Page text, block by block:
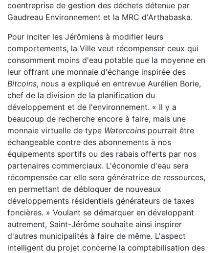
coentreprise de gestion des déchets détenue par
Gaudreau Environnement et la MRC d'Arthabaska.
Pour inciter les Jérômiens à modifier leurs
comportements, la Ville veut récompenser ceux qui
consomment moins d'eau potable que la moyenne en
leur offrant une monnaie d'échange inspirée des
Bitcoins, nous a expliqué en entrevue Aurélien Borie,
chef de la division de la planification du
développement et de l'environnement. « Il y a
beaucoup de recherche encore à faire, mais une
monnaie virtuelle de type Watercoins pourrait être
échangeable contre des abonnements à nos
équipements sportifs ou des rabais offerts par nos
partenaires commerciaux. L'économie d'eau sera
récompensée car elle sera génératrice de ressources,
en permettant de débloquer de nouveaux
développements résidentiels générateurs de taxes
foncières. » Voulant se démarquer en développant
autrement, Saint-Jérôme souhaite ainsi inspirer
d'autres municipalités à faire de même. L'aspect
intelligent du projet concerne la comptabilisation des